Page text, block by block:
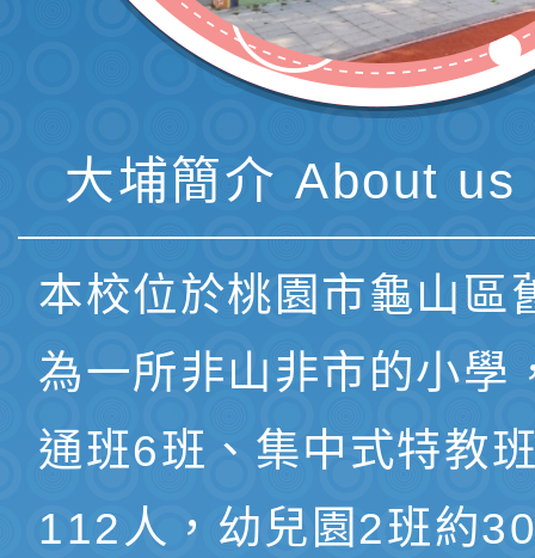
大埔簡介 About us
本校位於桃園市龜山區
為一所非山非市的小學
通班6班、集中式特教
112人，幼兒園2班約